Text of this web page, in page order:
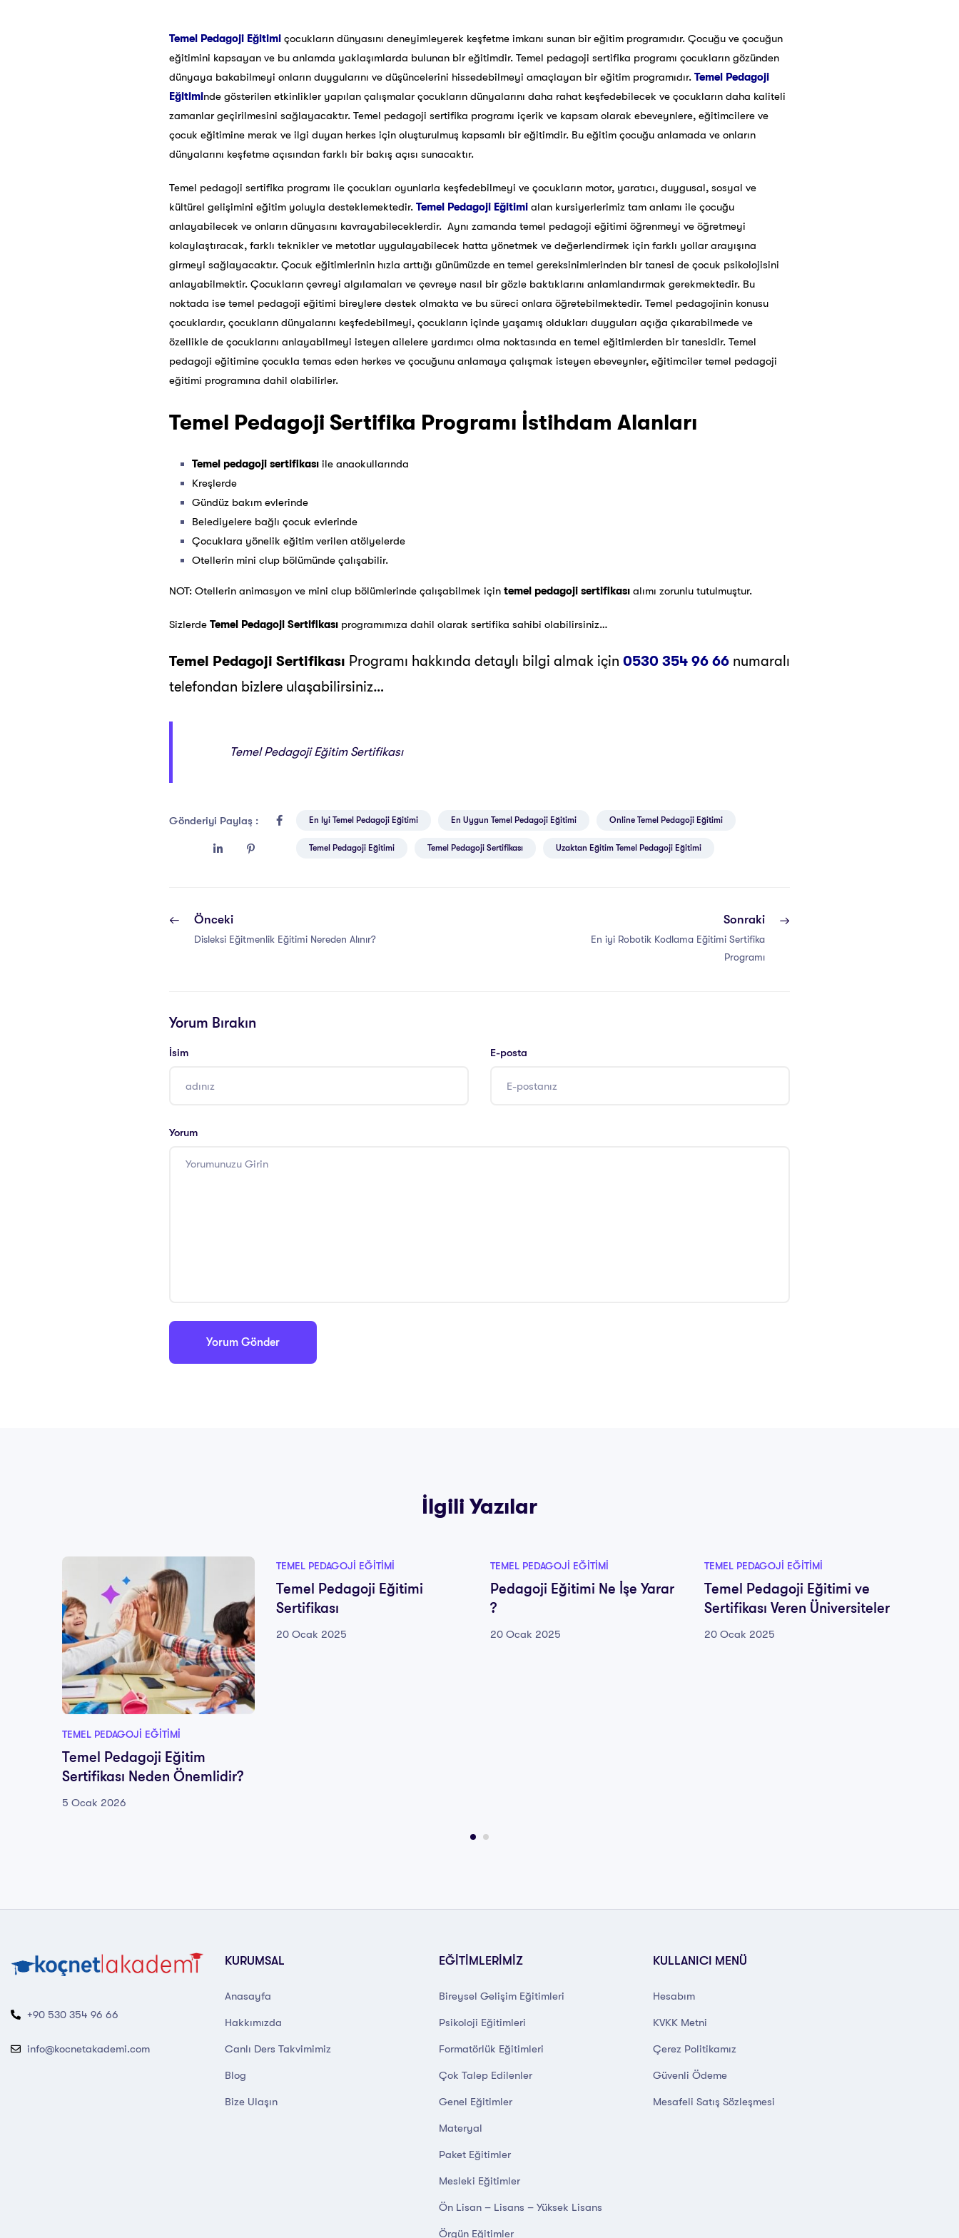
Temel Pedagoji Eğitimi çocukların dünyasını deneyimleyerek keşfetme imkanı sunan bir eğitim programıdır. Çocuğu ve çocuğun
eğitimini kapsayan ve bu anlamda yaklaşımlarda bulunan bir eğitimdir. Temel pedagoji sertifika programı çocukların gözünden
dünyaya bakabilmeyi onların duygularını ve düşüncelerini hissedebilmeyi amaçlayan bir eğitim programıdır. Temel Pedagoji
Eğitiminde gösterilen etkinlikler yapılan çalışmalar çocukların dünyalarını daha rahat keşfedebilecek ve çocukların daha kaliteli
zamanlar geçirilmesini sağlayacaktır. Temel pedagoji sertifika programı içerik ve kapsam olarak ebeveynlere, eğitimcilere ve
çocuk eğitimine merak ve ilgi duyan herkes için oluşturulmuş kapsamlı bir eğitimdir. Bu eğitim çocuğu anlamada ve onların
dünyalarını keşfetme açısından farklı bir bakış açısı sunacaktır.
Temel pedagoji sertifika programı ile çocukları oyunlarla keşfedebilmeyi ve çocukların motor, yaratıcı, duygusal, sosyal ve
kültürel gelişimini eğitim yoluyla desteklemektedir. Temel Pedagoji Eğitimi alan kursiyerlerimiz tam anlamı ile çocuğu
anlayabilecek ve onların dünyasını kavrayabileceklerdir. Aynı zamanda temel pedagoji eğitimi öğrenmeyi ve öğretmeyi
kolaylaştıracak, farklı teknikler ve metotlar uygulayabilecek hatta yönetmek ve değerlendirmek için farklı yollar arayışına
girmeyi sağlayacaktır. Çocuk eğitimlerinin hızla arttığı günümüzde en temel gereksinimlerinden bir tanesi de çocuk psikolojisini
anlayabilmektir. Çocukların çevreyi algılamaları ve çevreye nasıl bir gözle baktıklarını anlamlandırmak gerekmektedir. Bu
noktada ise temel pedagoji eğitimi bireylere destek olmakta ve bu süreci onlara öğretebilmektedir. Temel pedagojinin konusu
çocuklardır, çocukların dünyalarını keşfedebilmeyi, çocukların içinde yaşamış oldukları duyguları açığa çıkarabilmede ve
özellikle de çocuklarını anlayabilmeyi isteyen ailelere yardımcı olma noktasında en temel eğitimlerden bir tanesidir. Temel
pedagoji eğitimine çocukla temas eden herkes ve çocuğunu anlamaya çalışmak isteyen ebeveynler, eğitimciler temel pedagoji
eğitimi programına dahil olabilirler.
Temel Pedagoji Sertifika Programı İstihdam Alanları
Temel pedagoji sertifikası ile anaokullarında
Kreşlerde
Gündüz bakım evlerinde
Belediyelere bağlı çocuk evlerinde
Çocuklara yönelik eğitim verilen atölyelerde
Otellerin mini clup bölümünde çalışabilir.
NOT: Otellerin animasyon ve mini clup bölümlerinde çalışabilmek için temel pedagoji sertifikası alımı zorunlu tutulmuştur.
Sizlerde Temel Pedagoji Sertifikası programımıza dahil olarak sertifika sahibi olabilirsiniz…
Temel Pedagoji Sertifikası Programı hakkında detaylı bilgi almak için 0530 354 96 66 numaralı
telefondan bizlere ulaşabilirsiniz…
Temel Pedagoji Eğitim Sertifikası
Gönderiyi Paylaş : En Iyi Temel Pedagoji Eğitimi En Uygun Temel Pedagoji Eğitimi Online Temel Pedagoji Eğitimi
Temel Pedagoji Eğitimi Temel Pedagoji Sertifikası Uzaktan Eğitim Temel Pedagoji Eğitimi
Önceki
Disleksi Eğitmenlik Eğitimi Nereden Alınır?
Sonraki
En iyi Robotik Kodlama Eğitimi Sertifika
Programı
Yorum Bırakın
İsim E-posta
Yorum
İlgili Yazılar
TEMEL PEDAGOJI EĞITIMI
Temel Pedagoji Eğitim
Sertifikası Neden Önemlidir?
5 Ocak 2026
TEMEL PEDAGOJI EĞITIMI
Temel Pedagoji Eğitimi
Sertifikası
20 Ocak 2025
TEMEL PEDAGOJI EĞITIMI
Pedagoji Eğitimi Ne İşe Yarar
?
20 Ocak 2025
TEMEL PEDAGOJI EĞITIMI
Temel Pedagoji Eğitimi ve
Sertifikası Veren Üniversiteler
20 Ocak 2025
+90 530 354 96 66
info@kocnetakademi.com
KURUMSAL
Anasayfa
Hakkımızda
Canlı Ders Takvimimiz
Blog
Bize Ulaşın
EĞİTİMLERİMİZ
Bireysel Gelişim Eğitimleri
Psikoloji Eğitimleri
Formatörlük Eğitimleri
Çok Talep Edilenler
Genel Eğitimler
Materyal
Paket Eğitimler
Mesleki Eğitimler
Ön Lisan – Lisans – Yüksek Lisans
Örgün Eğitimler
KULLANICI MENÜ
Hesabım
KVKK Metni
Çerez Politikamız
Güvenli Ödeme
Mesafeli Satış Sözleşmesi